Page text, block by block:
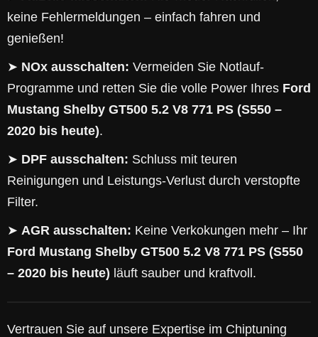
keine Fehlermeldungen – einfach fahren und
genießen!
➤ NOx ausschalten: Vermeiden Sie Notlauf-
Programme und retten Sie die volle Power Ihres Ford
Mustang Shelby GT500 5.2 V8 771 PS (S550 –
2020 bis heute).
➤ DPF ausschalten: Schluss mit teuren
Reinigungen und Leistungs-Verlust durch verstopfte
Filter.
➤ AGR ausschalten: Keine Verkokungen mehr – Ihr
Ford Mustang Shelby GT500 5.2 V8 771 PS (S550
– 2020 bis heute) läuft sauber und kraftvoll.
Vertrauen Sie auf unsere Expertise im Chiptuning